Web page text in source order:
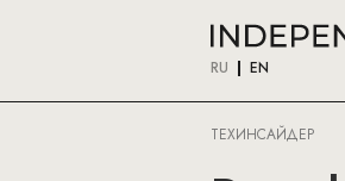
RU EN
ТЕХИНСАЙДЕР